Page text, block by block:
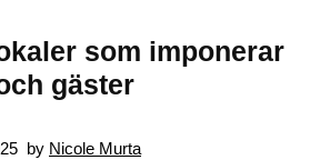
som imponerar
gäster
by Nicole Murta